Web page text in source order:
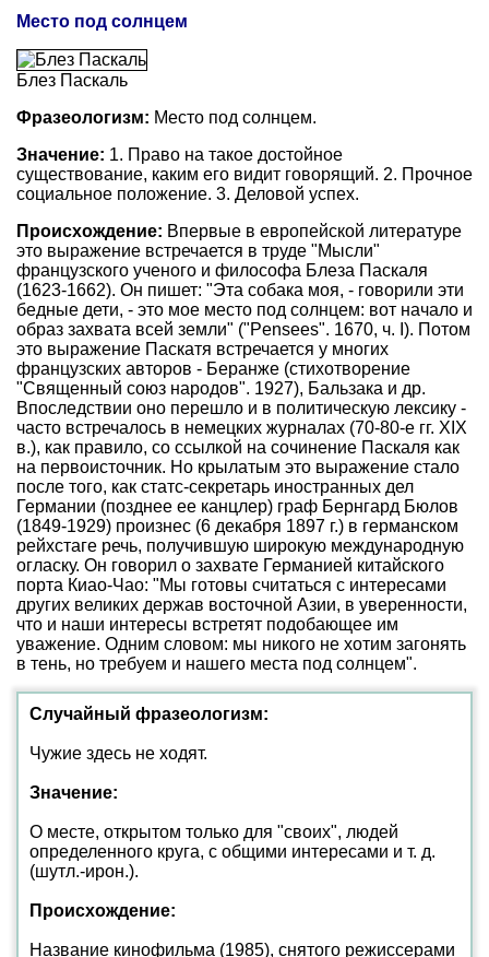
Место под солнцем
Блез Паскаль
Фразеологизм: Место под солнцем.
Значение: 1. Право на такое достойное
существование, каким его видит говорящий. 2. Прочное
социальное положение. 3. Деловой успех.
Происхождение: Впервые в европейской литературе
это выражение встречается в труде "Мысли"
французского ученого и философа Блеза Паскаля
(1623-1662). Он пишет: "Эта собака моя, - говорили эти
бедные дети, - это мое место под солнцем: вот начало и
образ захвата всей земли" ("Pensees". 1670, ч. I). Потом
это выражение Паскатя встречается у многих
французских авторов - Беранже (стихотворение
"Священный союз народов". 1927), Бальзака и др.
Впоследствии оно перешло и в политическую лексику -
часто встречалось в немецких журналах (70-80-е гг. XIX
в.), как правило, со ссылкой на сочинение Паскаля как
на первоисточник. Но крылатым это выражение стало
после того, как статс-секретарь иностранных дел
Германии (позднее ее канцлер) граф Бернгард Бюлов
(1849-1929) произнес (6 декабря 1897 г.) в германском
рейхстаге речь, получившую широкую международную
огласку. Он говорил о захвате Германией китайского
порта Киао-Чао: "Мы готовы считаться с интересами
других великих держав восточной Азии, в уверенности,
что и наши интересы встретят подобающее им
уважение. Одним словом: мы никого не хотим загонять
в тень, но требуем и нашего места под солнцем".
Случайный фразеологизм:
Чужие здесь не ходят.
Значение:
О месте, открытом только для "своих", людей
определенного круга, с общими интересами и т. д.
(шутл.-ирон.).
Происхождение:
Название кинофильма (1985), снятого режиссерами